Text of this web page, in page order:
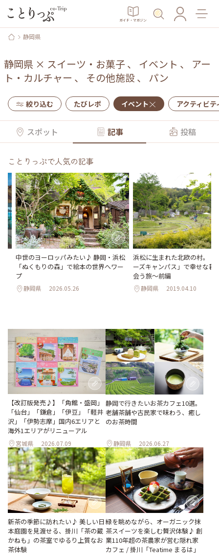
ガイド・マガジン
静岡県
静岡県 × スイーツ・お菓子、 イベント 、 アー
ト・カルチャー 、 その他施設、 パン
絞り込む たびレポ イベント アクティビテ
スポット 記事 投稿
ことりっぷで人気の記事
中世のヨーロッパみたい♪ 静岡・浜松
「ぬくもりの森」で絵本の世界へワー
プ
静岡県 2026.05.26
浜松に生まれた北欧の村。「
ーズキャンパス」で幸せな暮
会う旅～前編
静岡県 2019.04.10
【改訂版発売♪】「角館・盛岡」
「仙台」「鎌倉」「伊豆」「軽井
沢」「伊勢志摩」国内6エリアと
海外1エリアがリニューアル
宮城県 2026.07.09
静岡で行きたいお茶カフェ10選。
老舗茶舗や古民家で味わう、癒し
のお茶時間
静岡県 2026.06.27
新茶の季節に訪れたい♪ 美しい日
本庭園を見渡せる、掛川「茶の蔵
かねも」の茶室でゆるり上質なお
茶体験
緑を眺めながら、オーガニック抹
茶スイーツを楽しむ贅沢体験♪ 創
業110年超の茶農家が営む隠れ家
カフェ / 掛川「Teatime まるは」